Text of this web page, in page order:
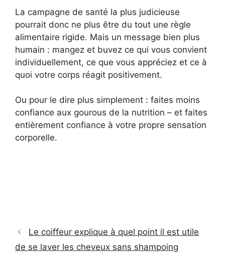
La campagne de santé la plus judicieuse
pourrait donc ne plus être du tout une règle
alimentaire rigide. Mais un message bien plus
humain : mangez et buvez ce qui vous convient
individuellement, ce que vous appréciez et ce à
quoi votre corps réagit positivement.
Ou pour le dire plus simplement : faites moins
confiance aux gourous de la nutrition – et faites
entièrement confiance à votre propre sensation
corporelle.
Le coiffeur explique à quel point il est utile
de se laver les cheveux sans shampoing